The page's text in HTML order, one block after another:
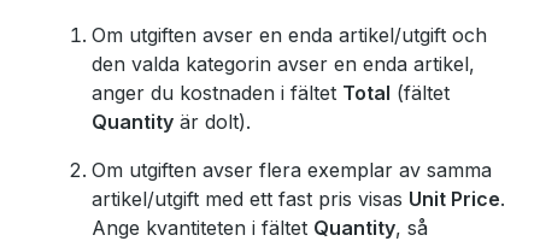
Om utgiften avser en enda artikel/utgift och
den valda kategorin avser en enda artikel,
anger du kostnaden i fältet Total (fältet
Quantity är dolt).
Om utgiften avser flera exemplar av samma
artikel/utgift med ett fast pris visas Unit Price.
Ange kvantiteten i fältet Quantity, så